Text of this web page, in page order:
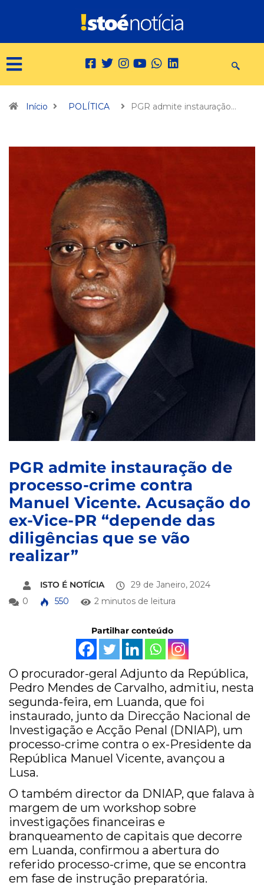
Início POLÍTICA PGR admite instauração…
PGR admite instauração de
processo-crime contra
Manuel Vicente. Acusação do
ex-Vice-PR “depende das
diligências que se vão
realizar”
ISTO É NOTÍCIA
29 de Janeiro, 2024
0
550 2 minutos de leitura
Partilhar conteúdo
O procurador-geral Adjunto da República,
Pedro Mendes de Carvalho, admitiu, nesta
segunda-feira, em Luanda, que foi
instaurado, junto da Direcção Nacional de
Investigação e Acção Penal (DNIAP), um
processo-crime contra o ex-Presidente da
República Manuel Vicente, avançou a
Lusa.
O também director da DNIAP, que falava à
margem de um workshop sobre
investigações financeiras e
branqueamento de capitais que decorre
em Luanda, confirmou a abertura do
referido processo-crime, que se encontra
em fase de instrução preparatória.